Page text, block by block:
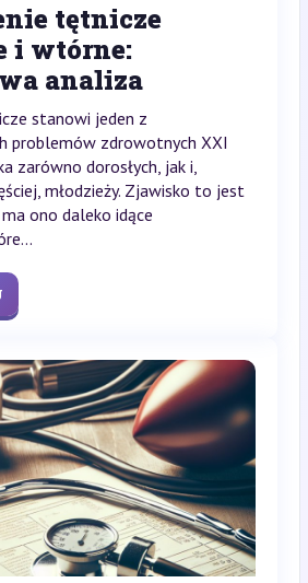
tętnicze
i wtórne:
analiza
stanowi jeden z
problemów zdrowotnych XXI
zarówno dorosłych, jak i,
młodzieży. Zjawisko to jest
ono daleko idące